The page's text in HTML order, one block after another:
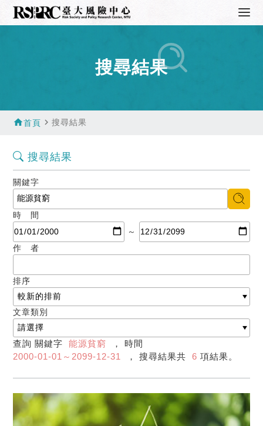
搜尋結果
home首頁 navigate_next搜尋結果
搜尋結果
關鍵字
時 間
～
作 者
排序
文章類別
查詢 關鍵字能源貧窮
， 時間
2000-01-01～2099-12-31
， 搜尋結果共6 項結果。